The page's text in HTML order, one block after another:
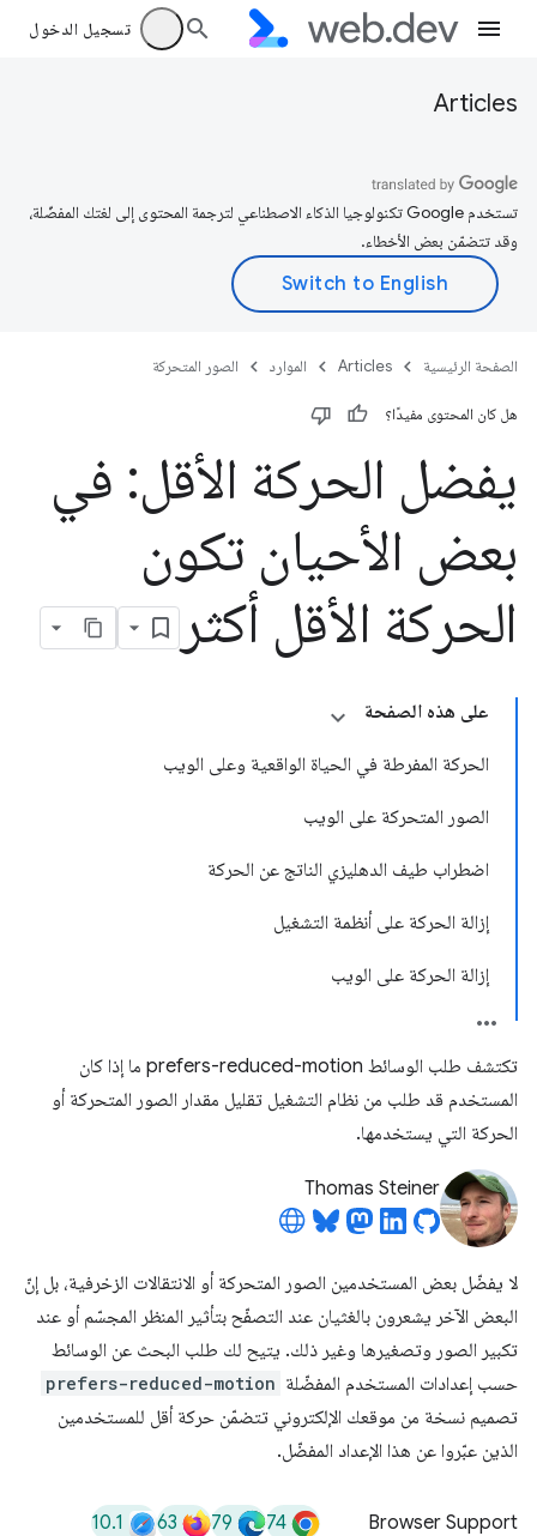
تسجيل الدخول
Articles
تستخدم Google تكنولوجيا الذكاء الاصطناعي لترجمة المحتوى إلى لغتك المفضّلة،
وقد تتضمّن بعض الأخطاء.
الصفحة الرئيسية Articles الموارد الصور المتحركة
هل كان المحتوى مفيدًا؟
يفضل الحركة الأقل: في
بعض الأحيان تكون
الحركة الأقل أكثر
على هذه الصفحة
الحركة المفرطة في الحياة الواقعية وعلى الويب
الصور المتحركة على الويب
اضطراب طيف الدهليزي الناتج عن الحركة
إزالة الحركة على أنظمة التشغيل
إزالة الحركة على الويب
تكتشف طلب الوسائط prefers-reduced-motion ما إذا كان
المستخدم قد طلب من نظام التشغيل تقليل مقدار الصور المتحركة أو
الحركة التي يستخدمها.
Thomas Steiner
لا يفضّل بعض المستخدمين الصور المتحركة أو الانتقالات الزخرفية، بل إنّ
البعض الآخر يشعرون بالغثيان عند التصفّح بتأثير المنظر المجسّم أو عند
تكبير الصور وتصغيرها وغير ذلك. يتيح لك طلب البحث عن الوسائط
حسب إعدادات المستخدم المفضّلة prefers-reduced-motion
تصميم نسخة من موقعك الإلكتروني تتضمّن حركة أقل للمستخدمين
الذين عبّروا عن هذا الإعداد المفضّل.
Browser Support
74
79
63
10.1